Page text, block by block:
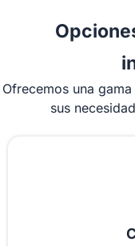
Ofrecemos una
sus